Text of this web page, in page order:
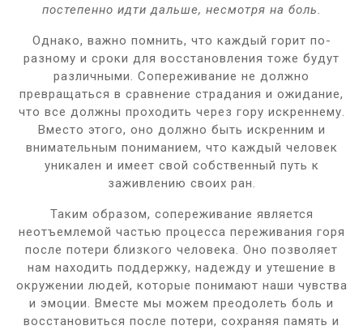
постепенно идти дальше, несмотря на боль.
Однако, важно помнить, что каждый горит по-
разному и сроки для восстановления тоже будут
различными. Сопереживание не должно
превращаться в сравнение страдания и ожидание,
что все должны проходить через гору искреннему.
Вместо этого, оно должно быть искренним и
внимательным пониманием, что каждый человек
уникален и имеет свой собственный путь к
заживлению своих ран.
Таким образом, сопереживание является
неотъемлемой частью процесса переживания горя
после потери близкого человека. Оно позволяет
нам находить поддержку, надежду и утешение в
окружении людей, которые понимают наши чувства
и эмоции. Вместе мы можем преодолеть боль и
восстановиться после потери, сохраняя память и